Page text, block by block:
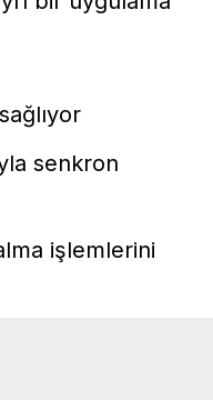
senkron
işlemlerini